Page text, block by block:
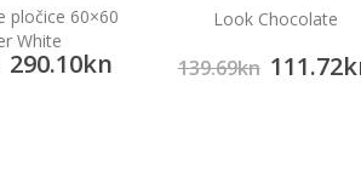
pločice 60×60
White
290.10kn
Look Chocolate
139.69kn 111.72